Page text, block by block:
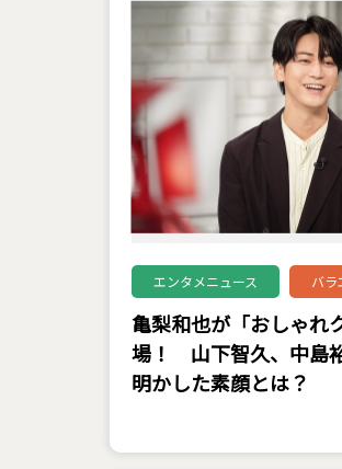
エンタメニュース バラ
亀梨和也が「おしゃれ
場！ 山下智久、中島
明かした素顔とは？